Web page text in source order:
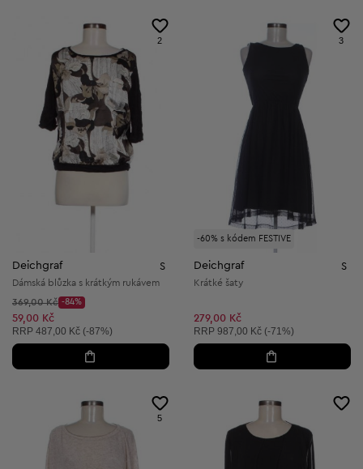
2
Deichgraf S
Dámská blůzka s krátkým rukávem
Původní cena:
369,00 Kč
Discount Price:
-84%
Snížená cena:
59,00 Kč
Doporučená cena:
RRP 487,00 Kč (-87%)
-60% s kódem FESTIVE
3
Deichgraf S
Krátké šaty
279,00 Kč
Doporučená cena:
RRP 987,00 Kč (-71%)
5